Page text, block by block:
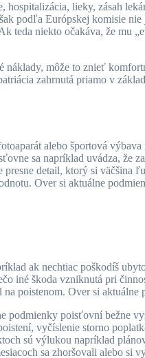
lieky, zásah
podľa Európskej komisie nie
teda niekto očakáva, že mu
môže to znieť
zahrnutá priamo v
alebo športová výbava
sa napríklad uvádza, že
detail, ktorý si väčšina
Over si aktuálne
ak nechtiac poškodíš
iné škoda vzniknutá pri
poistenom. Over si
podmienky poisťovní bežne
vyčíslenie storno
sú výlukou napríklad
sa zhoršovali alebo si